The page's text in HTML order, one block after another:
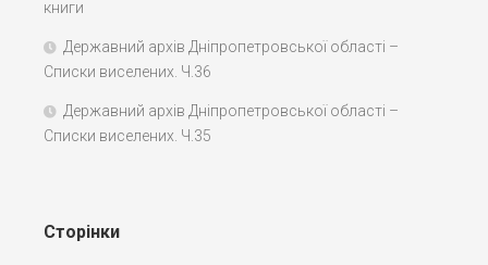
книги
Державний архів Дніпропетровської області –
Списки виселених. Ч.36
Державний архів Дніпропетровської області –
Списки виселених. Ч.35
Сторінки